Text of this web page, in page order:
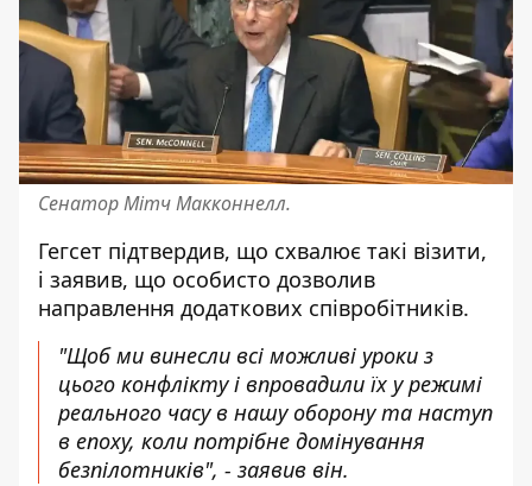
Сенатор Мітч Макконнелл.
Гегсет підтвердив, що схвалює такі візити,
і заявив, що особисто дозволив
направлення додаткових співробітників.
"Щоб ми винесли всі можливі уроки з
цього конфлікту і впровадили їх у режимі
реального часу в нашу оборону та наступ
в епоху, коли потрібне домінування
безпілотників", - заявив він.